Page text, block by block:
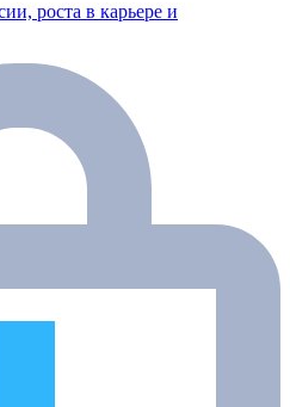
роста в карьере и